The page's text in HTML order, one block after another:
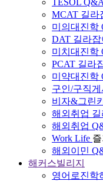
MCAT 길라
미의대진학
DAT 길라잡
미치대진학
PCAT 길라
미약대진학
구인/구직
비자&그린
해외취업 길
해외취업
Work Life 즐
해외이민
해커스빌리지
영어로진학